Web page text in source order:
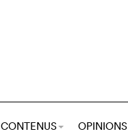
CONTENUS OPINIONS